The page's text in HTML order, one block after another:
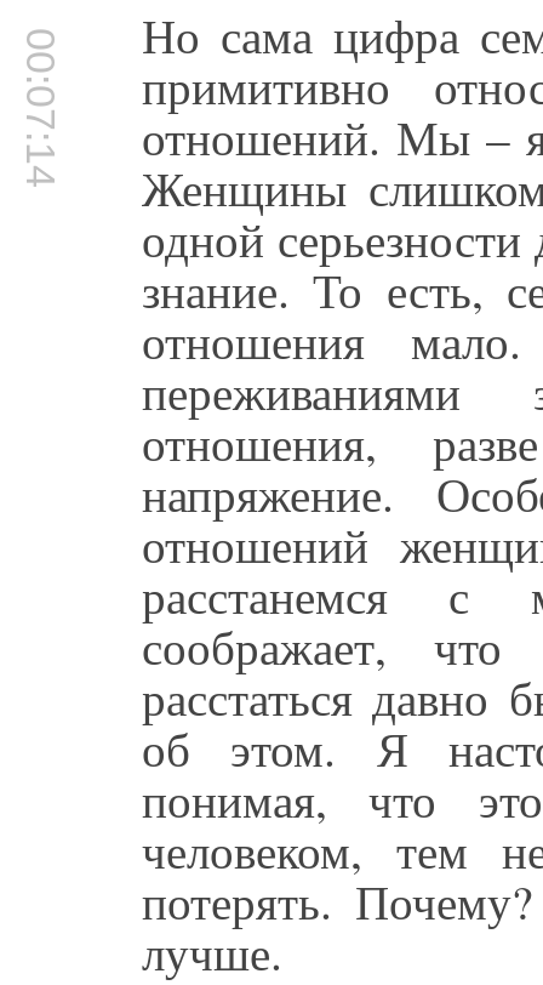
00:07:14 Но сама цифра
примитивно
отношений. Мы –
Женщины
одной
знание. То есть,
отношения
отношения,
напряжение.
отношений
расстанемся
соображает,
расстаться
об этом. Я
понимая, что
человеком, тем
потерять.
лучше.